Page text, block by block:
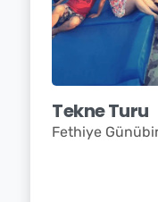
Tekne Turu
Fethiye